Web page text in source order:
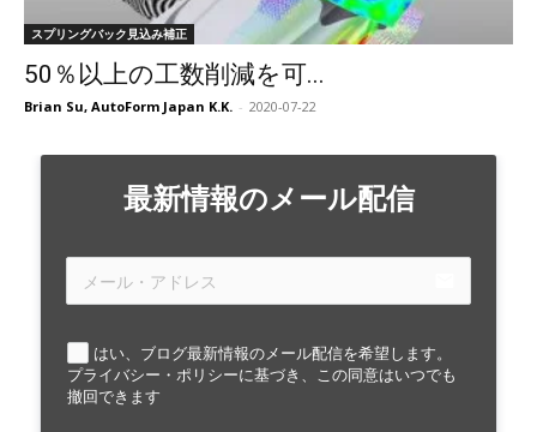
スプリングバック見込み補正
50％以上の工数削減を可...
Brian Su, AutoForm Japan K.K. - 2020-07-22
最新情報のメール配信
はい、ブログ最新情報のメール配信を希望します。
プライバシー・ポリシーに基づき、この同意はいつでも
撤回できます